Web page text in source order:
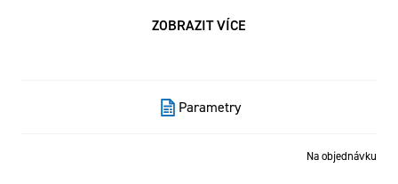
ZOBRAZIT VÍCE
Na objednávku
Parametry